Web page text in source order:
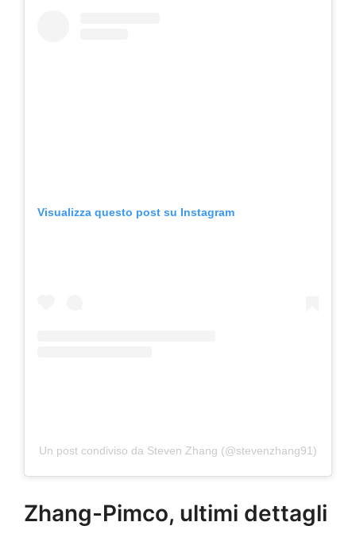
Visualizza questo post su Instagram
Un post condiviso da Steven Zhang (@stevenzhang91)
Zhang-Pimco, ultimi dettagli